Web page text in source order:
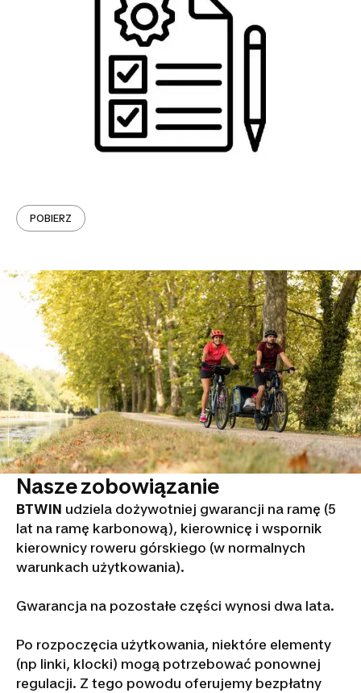
POBIERZ
Nasze zobowiązanie
BTWIN udziela dożywotniej gwarancji na ramę (5
lat na ramę karbonową), kierownicę i wspornik
kierownicy roweru górskiego (w normalnych
warunkach użytkowania).
Gwarancja na pozostałe części wynosi dwa lata.
Po rozpoczęcia użytkowania, niektóre elementy
(np linki, klocki) mogą potrzebować ponownej
regulacji. Z tego powodu oferujemy bezpłatny